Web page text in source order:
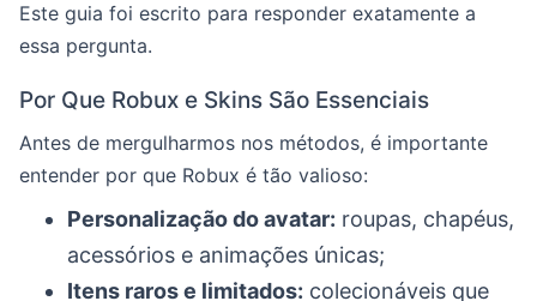
Este guia foi escrito para responder exatamente a
essa pergunta.
Por Que Robux e Skins São Essenciais
Antes de mergulharmos nos métodos, é importante
entender por que Robux é tão valioso:
Personalização do avatar: roupas, chapéus,
acessórios e animações únicas;
Itens raros e limitados: colecionáveis que